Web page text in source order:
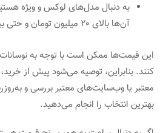
به دنبال مدل‌های لوکس و ویژه
آن‌ها بالای ۲۰ میلیون تومان و حتی بیشتر بپردازید.
این قیمت‌ها ممکن است با توجه به نوسانات
کنند. بنابراین، توصیه می‌شود پیش از
معتبر یا وب‌سایت‌های معتبر بررسی و
بهترین انتخاب را انجام می‌دهید.